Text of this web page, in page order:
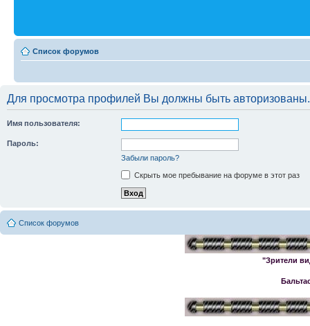
Список форумов
Для просмотра профилей Вы должны быть авторизованы.
Имя пользователя:
Пароль:
Забыли пароль?
Скрыть мое пребывание на форуме в этот раз
Список форумов
"Зрители